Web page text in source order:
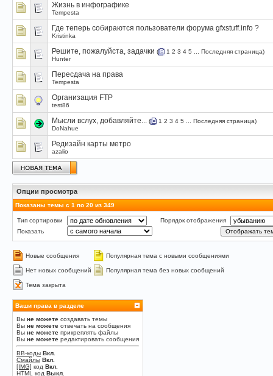
Жизнь в инфографике
Tempesta
Где теперь собираются пользователи форума gfxstuff.info ?
Kristinka
Решите, пожалуйста, задачки ( 1 2 3 4 5 Последняя страница)
Hunter
Пересдача на права
Tempesta
Организация FTP
test86
Мысли вслух, добавляйте... ( 1 2 3 4 5 Последняя страница)
DoNahue
Редизайн карты метро
azalio
Опции просмотра
Показаны темы с 1 по 20 из 349
Тип сортировки
Порядок отображения
Показать
Новые сообщения Популярная тема с новыми сообщениями
Нет новых сообщений Популярная тема без новых сообщений
Тема закрыта
Ваши права в разделе
Вы не можете создавать темы
Вы не можете отвечать на сообщения
Вы не можете прикреплять файлы
Вы не можете редактировать сообщения
BB-коды Вкл.
Смайлы Вкл.
[IMG] код Вкл.
HTML код Выкл.